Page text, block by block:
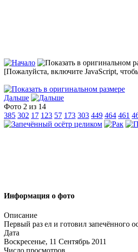
[Пожалуйста, включите JavaScript,
Дальше
Фото 2 из 14
385 302 17 123 57 173 303 449 464 461
Информация о фото
Описание
Первый раз ел и готовил запечённого
Дата
Воскресенье, 11 Сентябрь 2011
Число просмотров